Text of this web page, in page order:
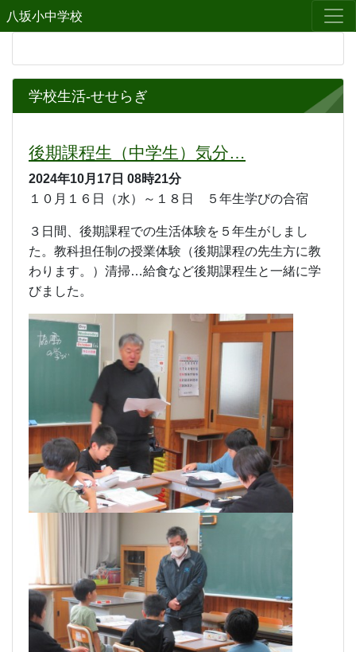
八坂小中学校
学校生活-せせらぎ
後期課程生（中学生）気分…
2024年10月17日 08時21分
１０月１６日（水）～１８日 ５年生学びの合宿
３日間、後期課程での生活体験を５年生がしまし
た。教科担任制の授業体験（後期課程の先生方に教
わります。）清掃…給食など後期課程生と一緒に学
びました。